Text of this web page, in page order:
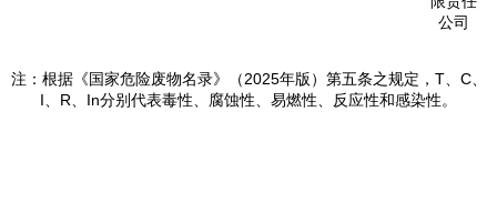
公司
注：根据《国家危险废物名录》（2025年版）第五条之规定，T、C、
I、R、In分别代表毒性、腐蚀性、易燃性、反应性和感染性。